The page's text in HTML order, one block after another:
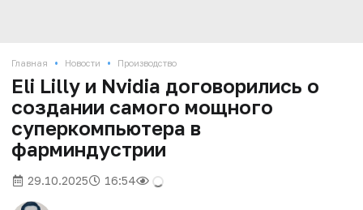
Главная • Новости • Производство
Eli Lilly и Nvidia договорились о
создании самого мощного
суперкомпьютера в
фарминдустрии
29.10.2025 16:54